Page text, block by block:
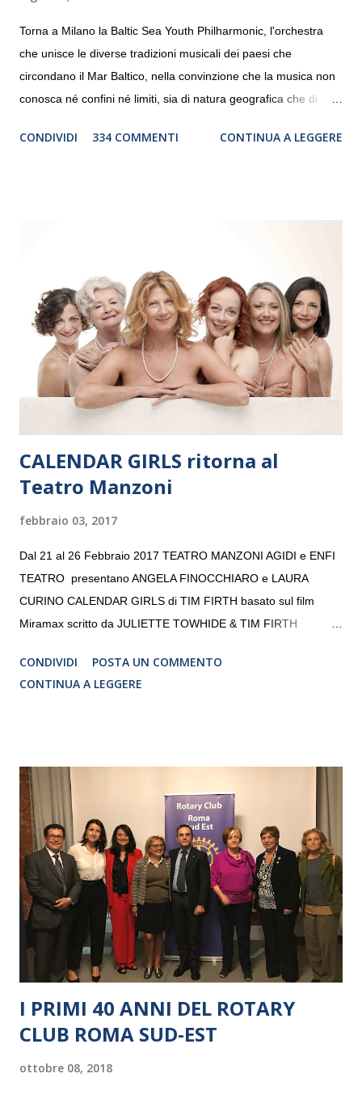
Torna a Milano la Baltic Sea Youth Philharmonic, l'orchestra
che unisce le diverse tradizioni musicali dei paesi che
circondano il Mar Baltico, nella convinzione che la musica non
conosca né confini né limiti, sia di natura geografica che di
debutterà il 10 settembre a Heiden, in Germania, e toccherà, in
“Settembre dell’Accademia” dove si esibirà per il secondo anno
consecutivo. Il pubblico milanese avrà il piacere di applaudire i
giovani artisti della Baltic Sea Youth Philharmonic per la quarta
volta. L’orchestra, fondata nel 2008 da Kristjan Järvi (affiancato
da un prestigioso consiglio di consulent...
CONDIVIDI 334 COMMENTI CONTINUA A LEGGERE
CALENDAR GIRLS ritorna al
Teatro Manzoni
febbraio 03, 2017
Dal 21 al 26 Febbraio 2017 TEATRO MANZONI AGIDI e ENFI
TEATRO presentano ANGELA FINOCCHIARO e LAURA
CURINO CALENDAR GIRLS di TIM FIRTH basato sul film
Miramax scritto da JULIETTE TOWHIDE & TIM FIRTH
CRISTINA PEZZOLI
CONDIVIDI
POSTA UN COMMENTO
CONTINUA A LEGGERE
I PRIMI 40 ANNI DEL ROTARY
CLUB ROMA SUD-EST
ottobre 08, 2018